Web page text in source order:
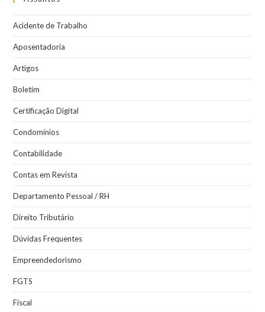
Acidente de Trabalho
Aposentadoria
Artigos
Boletim
Certificação Digital
Condomínios
Contabilidade
Contas em Revista
Departamento Pessoal / RH
Direito Tributário
Dúvidas Frequentes
Empreendedorismo
FGTS
Fiscal